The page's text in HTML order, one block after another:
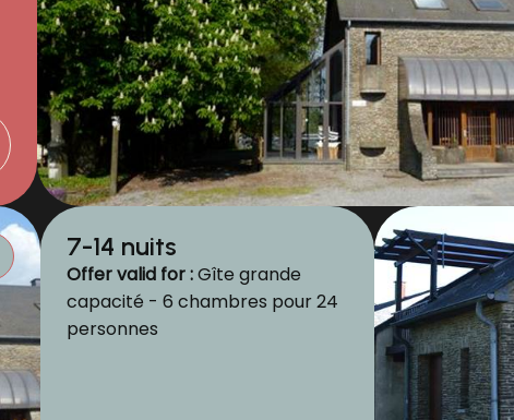
7-14 nuits
Offer valid for :Gîte grande
capacité - 6 chambres pour 24
personnes